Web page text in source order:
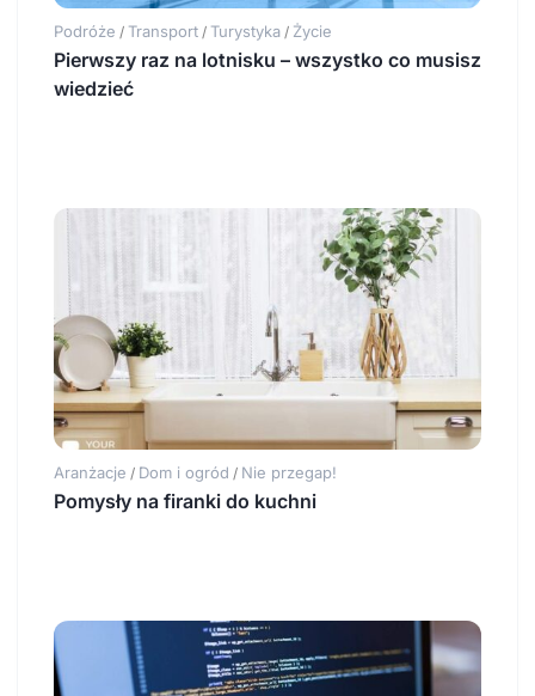
Podróże / Transport / Turystyka / Życie
Pierwszy raz na lotnisku – wszystko co musisz
wiedzieć
Aranżacje / Dom i ogród / Nie przegap!
Pomysły na firanki do kuchni